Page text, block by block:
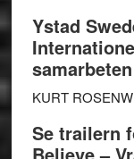
Ystad
samarbeten
KURT
Se trailern